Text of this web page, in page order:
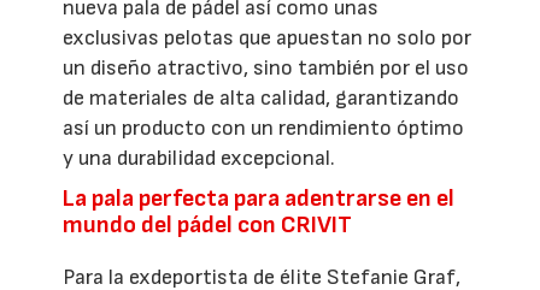
nueva pala de pádel así como unas
exclusivas pelotas que apuestan no solo por
un diseño atractivo, sino también por el uso
de materiales de alta calidad, garantizando
así un producto con un rendimiento óptimo
y una durabilidad excepcional.
La pala perfecta para adentrarse en el
mundo del pádel con CRIVIT
Para la exdeportista de élite Stefanie Graf,